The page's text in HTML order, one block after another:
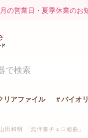
の営業日・夏季休業のお
リアファイル バイオ
田和明 「無伴奏チェロ組曲」